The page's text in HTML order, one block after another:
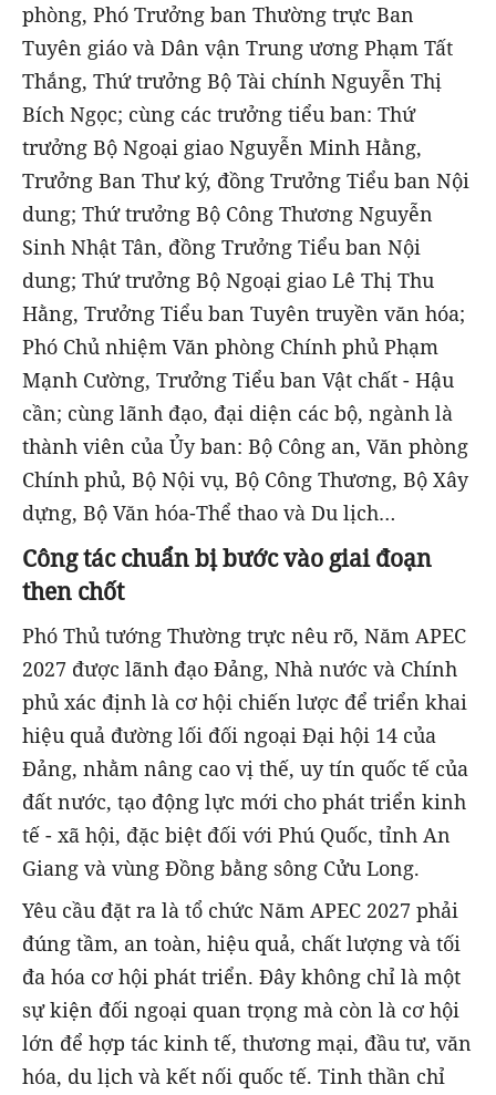
phòng, Phó Trưởng ban Thường trực Ban
Tuyên giáo và Dân vận Trung ương Phạm Tất
Thắng, Thứ trưởng Bộ Tài chính Nguyễn Thị
Bích Ngọc; cùng các trưởng tiểu ban: Thứ
trưởng Bộ Ngoại giao Nguyễn Minh Hằng,
Trưởng Ban Thư ký, đồng Trưởng Tiểu ban Nội
dung; Thứ trưởng Bộ Công Thương Nguyễn
Sinh Nhật Tân, đồng Trưởng Tiểu ban Nội
dung; Thứ trưởng Bộ Ngoại giao Lê Thị Thu
Hằng, Trưởng Tiểu ban Tuyên truyền văn hóa;
Phó Chủ nhiệm Văn phòng Chính phủ Phạm
Mạnh Cường, Trưởng Tiểu ban Vật chất - Hậu
cần; cùng lãnh đạo, đại diện các bộ, ngành là
thành viên của Ủy ban: Bộ Công an, Văn phòng
Chính phủ, Bộ Nội vụ, Bộ Công Thương, Bộ Xây
dựng, Bộ Văn hóa-Thể thao và Du lịch…
Công tác chuẩn bị bước vào giai đoạn
then chốt
Phó Thủ tướng Thường trực nêu rõ, Năm APEC
2027 được lãnh đạo Đảng, Nhà nước và Chính
phủ xác định là cơ hội chiến lược để triển khai
hiệu quả đường lối đối ngoại Đại hội 14 của
Đảng, nhằm nâng cao vị thế, uy tín quốc tế của
đất nước, tạo động lực mới cho phát triển kinh
tế - xã hội, đặc biệt đối với Phú Quốc, tỉnh An
Giang và vùng Đồng bằng sông Cửu Long.
Yêu cầu đặt ra là tổ chức Năm APEC 2027 phải
đúng tầm, an toàn, hiệu quả, chất lượng và tối
đa hóa cơ hội phát triển. Đây không chỉ là một
sự kiện đối ngoại quan trọng mà còn là cơ hội
lớn để hợp tác kinh tế, thương mại, đầu tư, văn
hóa, du lịch và kết nối quốc tế. Tinh thần chỉ